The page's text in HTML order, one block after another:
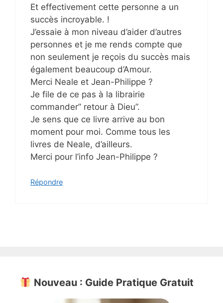
Et effectivement cette personne a un
succès incroyable. !
J’essaie à mon niveau d’aider d’autres
personnes et je me rends compte que
non seulement je reçois du succès mais
également beaucoup d’Amour.
Merci Neale et Jean-Philippe ?
Je file de ce pas à la librairie
commander” retour à Dieu”.
Je sens que ce livre arrive au bon
moment pour moi. Comme tous les
livres de Neale, d’ailleurs.
Merci pour l’info Jean-Philippe ?
Répondre
Nouveau : Guide Pratique Gratuit